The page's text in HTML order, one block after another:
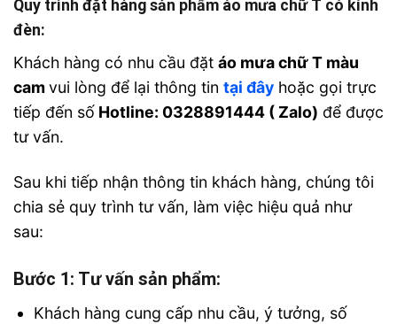
Quy trình đặt hàng sản phẩm áo mưa chữ T có kính
đèn:
Khách hàng có nhu cầu đặt áo mưa chữ T màu
camvui lòng để lại thông tin tại đây hoặc gọi trực
tiếp đến số Hotline: 0328891444 ( Zalo) để được
tư vấn.
Sau khi tiếp nhận thông tin khách hàng, chúng tôi
chia sẻ quy trình tư vấn, làm việc hiệu quả như
sau:
Bước 1: Tư vấn sản phẩm:
Khách hàng cung cấp nhu cầu, ý tưởng, số